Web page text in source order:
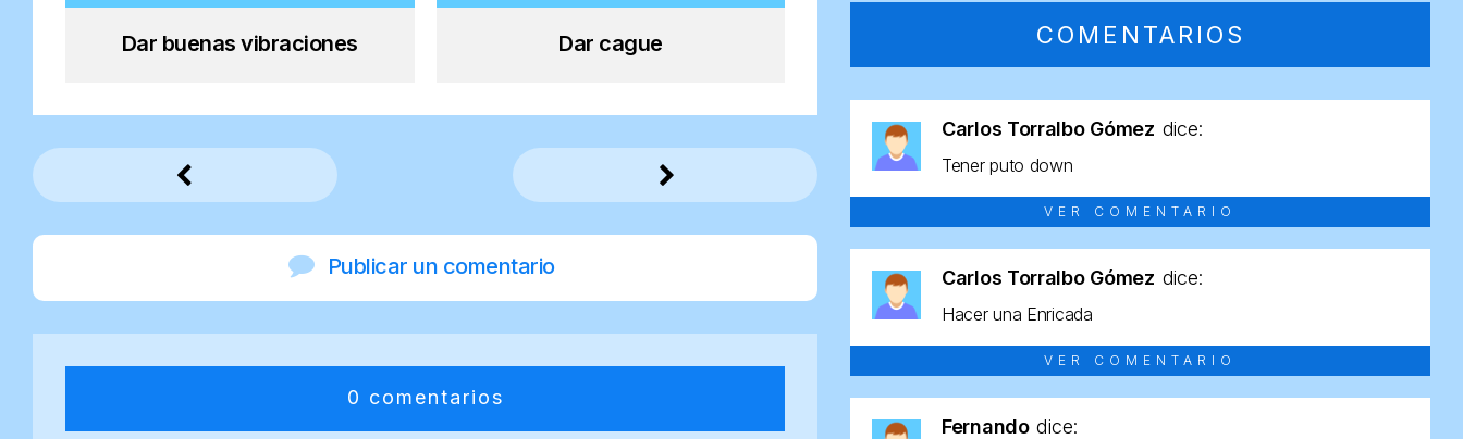
Dar buenas vibraciones Dar cague
Publicar un comentario
0 comentarios
COMENTARIOS
Carlos Torralbo Gómez dice:
Tener puto down
VER COMENTARIO
Carlos Torralbo Gómez dice:
Hacer una Enricada
VER COMENTARIO
Fernando dice: